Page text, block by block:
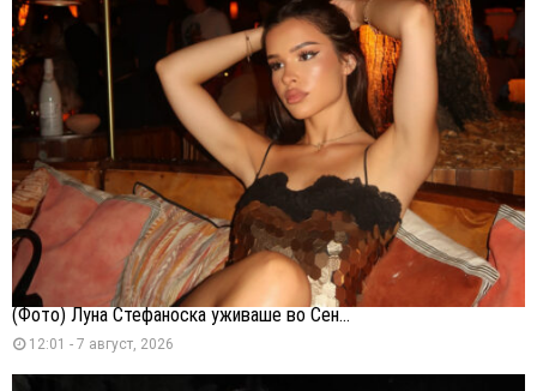
(Фото) Луна Стефаноска уживаше во Сен...
12:01 - 7 август, 2026